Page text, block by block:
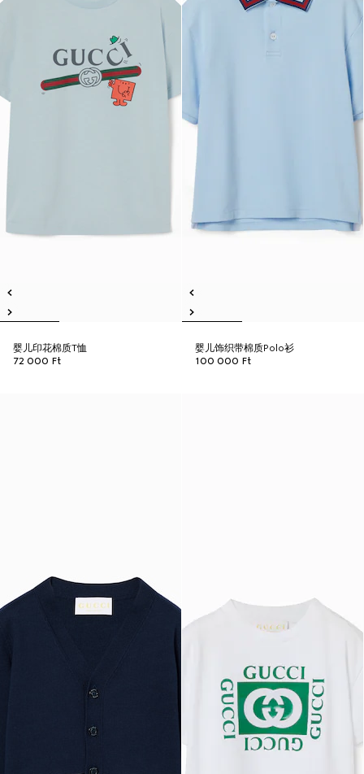
婴儿印花棉质T恤
72 000 Ft
婴儿饰织带棉质Polo衫
100 000 Ft